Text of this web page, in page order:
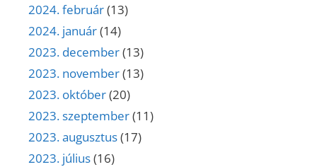
2024. február(13)
2024. január(14)
2023. december(13)
2023. november(13)
2023. október(20)
2023. szeptember(11)
2023. augusztus(17)
2023. július(16)